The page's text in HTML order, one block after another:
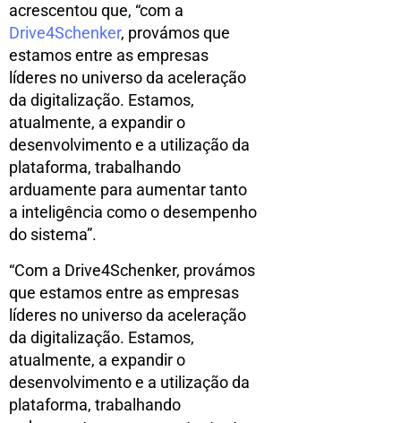
acrescentou que, “com a
Drive4Schenker, provámos que
estamos entre as empresas
líderes no universo da aceleração
da digitalização. Estamos,
atualmente, a expandir o
desenvolvimento e a utilização da
plataforma, trabalhando
arduamente para aumentar tanto
a inteligência como o desempenho
do sistema”.
“Com a Drive4Schenker, provámos
que estamos entre as empresas
líderes no universo da aceleração
da digitalização. Estamos,
atualmente, a expandir o
desenvolvimento e a utilização da
plataforma, trabalhando